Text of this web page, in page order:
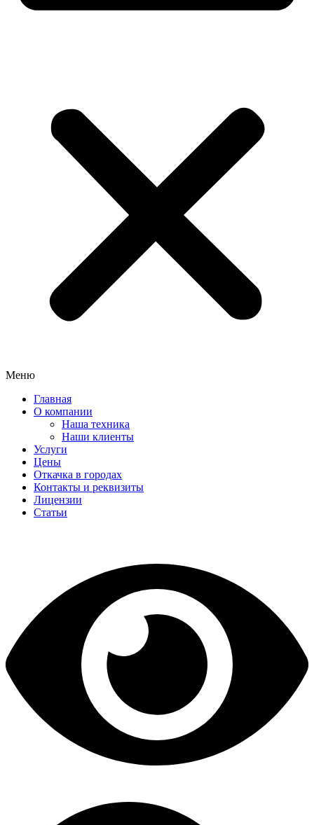
Меню
Главная
О компании
Наша техника
Наши клиенты
Услуги
Цены
Откачка в городах
Контакты и реквизиты
Лицензии
Статьи